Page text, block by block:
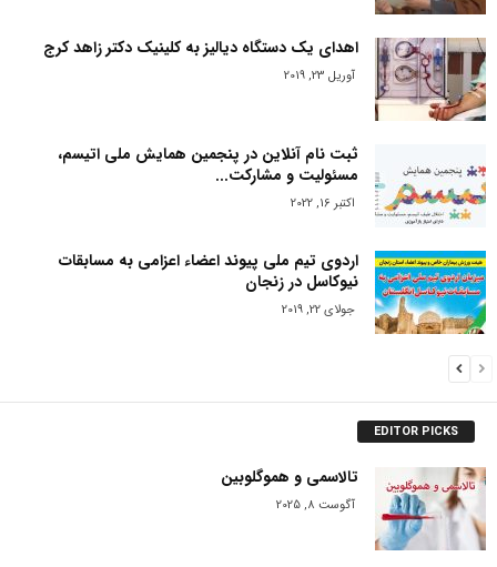
اهدای یک دستگاه دیالیز به کلینیک دکتر زاهد کرج
آوریل 23, 2019
ثبت نام آنلاین در پنجمین همایش ملی اتیسم،
مسئولیت و مشارکت...
اکتبر 16, 2022
اردوی تیم ملی پیوند اعضاء اعزامی به مسابقات
نیوکاسل در زنجان
جولای 22, 2019
EDITOR PICKS
تالاسمی و هموگلوبین
آگوست 8, 2025